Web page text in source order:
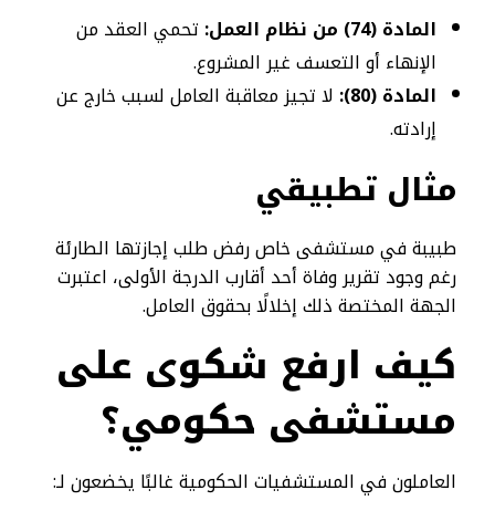
المادة (74) من نظام العمل:
تحمي العقد من
الإنهاء أو التعسف غير المشروع.
المادة (80):
لا تجيز معاقبة العامل لسبب خارج عن
إرادته.
مثال تطبيقي
طبيبة في مستشفى خاص رفض طلب إجازتها الطارئة
رغم وجود تقرير وفاة أحد أقارب الدرجة الأولى، اعتبرت
الجهة المختصة ذلك إخلالًا بحقوق العامل.
كيف ارفع شكوى على
مستشفى حكومي؟
العاملون في المستشفيات الحكومية غالبًا يخضعون لـ: